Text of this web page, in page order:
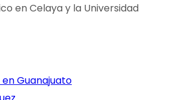
en Celaya y la Universidad